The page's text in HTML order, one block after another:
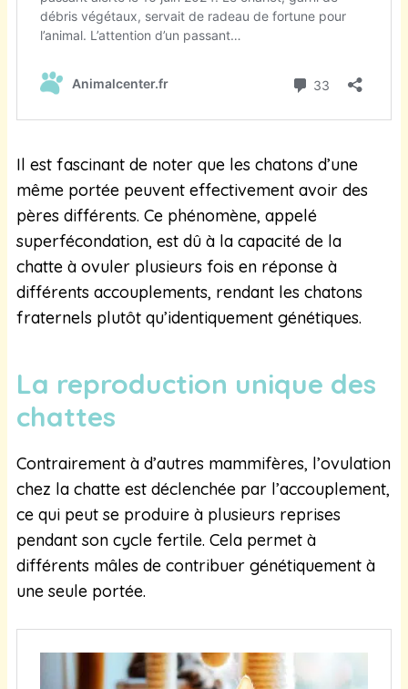
Il est fascinant de noter que les chatons d’une
même portée peuvent effectivement avoir des
pères différents. Ce phénomène, appelé
superfécondation, est dû à la capacité de la
chatte à ovuler plusieurs fois en réponse à
différents accouplements, rendant les chatons
fraternels plutôt qu’identiquement génétiques.
La reproduction unique des
chattes
Contrairement à d’autres mammifères, l’ovulation
chez la chatte est déclenchée par l’accouplement,
ce qui peut se produire à plusieurs reprises
pendant son cycle fertile. Cela permet à
différents mâles de contribuer génétiquement à
une seule portée.